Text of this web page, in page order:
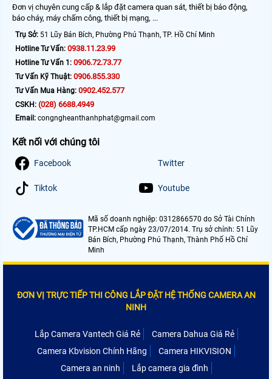
Đơn vị chuyên cung cấp & lắp đặt camera quan sát, thiết bị báo động,
báo cháy, máy chấm công, thiết bị mạng, ...
Trụ Sở: 51 Lũy Bán Bích, Phường Phú Thạnh, TP. Hồ Chí Minh
Hotline Tư Vấn: 0938.11.23.99
Hotline Tư Vấn 1: 0906.72.73.77
Tư Vấn Kỹ Thuật: 0906.855.330
Tư Vấn Mua Hàng: 0902.452.577
CSKH: (028) 6688.4949
Email: congngheanthanhphat@gmail.com
Kết nối với chúng tôi
Facebook Twitter
Tiktok Youtube
Mã số doanh nghiệp: 0312866570 do Sở Tài Chính
TP.HCM cấp ngày 23/07/2014. Trụ sở chính: 51 Lũy
Bán Bích, Phường Phú Thạnh, Thành Phố Hồ Chí
Minh
ĐƠN VỊ TRỰC TIẾP THI CÔNG LẮP ĐẶT HỆ THỐNG CAMERA AN
NINH
Lắp Camera Vantech Giá Rẻ
Camera Dahua Giá Rẻ
Camera Kbvision Chính Hãng
Camera HIKVISION
Camera an ninh
Lắp camera gia đình